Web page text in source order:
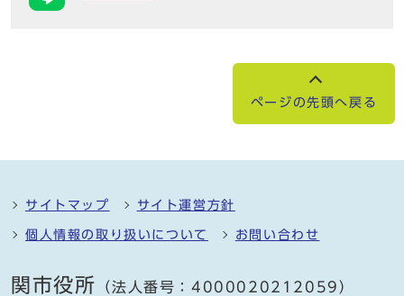
ページの先頭へ戻る
サイトマップ サイト運営方針
個人情報の取り扱いについて お問い合わせ
関市役所 （法人番号：4000020212059）